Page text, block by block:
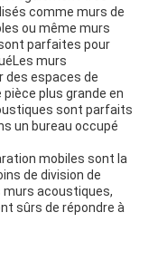
comme murs de
ou même murs
parfaites pour
murs
des espaces de
plus grande en
sont parfaits
un bureau occupé
mobiles sont la
de division de
murs acoustiques,
sûrs de répondre à